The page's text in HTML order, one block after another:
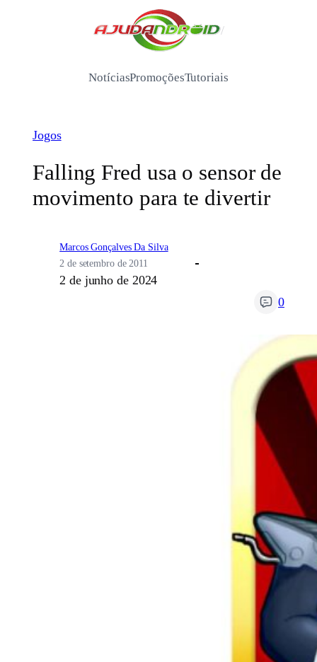
/
NotíciasPromoçõesTutoriais
Jogos
Falling Fred usa o sensor de
movimento para te divertir
Marcos Gonçalves Da Silva
2 de setembro de 2011
2 de junho de 2024
0